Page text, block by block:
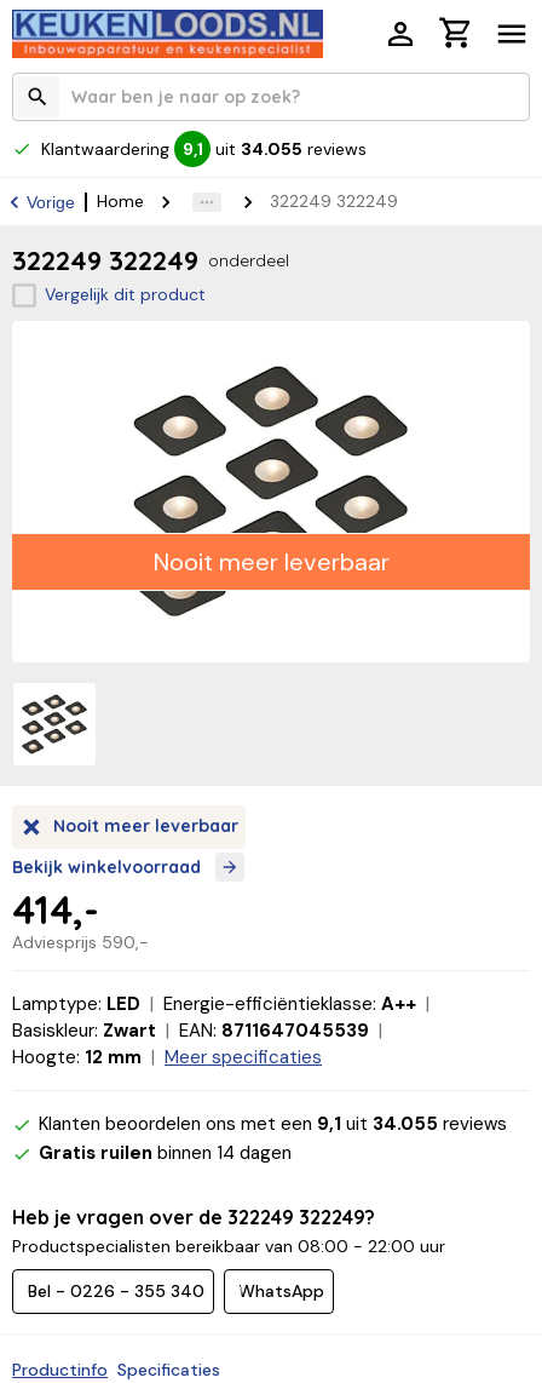
Klantwaardering 9,1 uit 34.055 reviews
Vorige Home 322249 322249
322249 322249 onderdeel
Vergelijk dit product
Nooit meer leverbaar
Nooit meer leverbaar
Bekijk winkelvoorraad
Adviesprijs 590,-
414,-
Lamptype: LED Energie-efficiëntieklasse: A++
Basiskleur: Zwart EAN: 8711647045539
Hoogte: 12 mm Meer specificaties
Klanten beoordelen ons met een 9,1 uit 34.055 reviews
Gratis ruilen binnen 14 dagen
Heb je vragen over de 322249 322249?
Productspecialisten bereikbaar van 08:00 - 22:00 uur
Bel - 0226 - 355 340 WhatsApp
Productinfo Specificaties